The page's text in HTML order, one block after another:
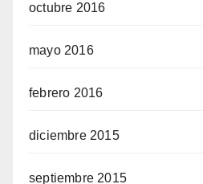
octubre 2016
mayo 2016
febrero 2016
diciembre 2015
septiembre 2015